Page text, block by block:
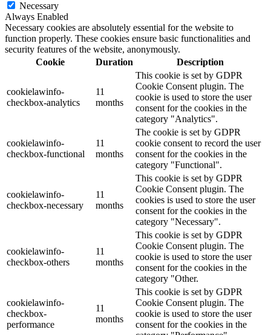
Necessary
Always Enabled
Necessary cookies are absolutely essential for the website to
function properly. These cookies ensure basic functionalities and
security features of the website, anonymously.
Cookie
Duration Description
cookielawinfo-
checkbox-analytics
11
months
This cookie is set by GDPR
Cookie Consent plugin. The
cookie is used to store the user
consent for the cookies in the
category "Analytics".
cookielawinfo-
checkbox-functional
11
months
The cookie is set by GDPR
cookie consent to record the user
consent for the cookies in the
category "Functional".
cookielawinfo-
checkbox-necessary
11
months
This cookie is set by GDPR
Cookie Consent plugin. The
cookies is used to store the user
consent for the cookies in the
category "Necessary".
cookielawinfo-
checkbox-others
11
months
This cookie is set by GDPR
Cookie Consent plugin. The
cookie is used to store the user
consent for the cookies in the
category "Other.
cookielawinfo-
checkbox-
performance
11
months
This cookie is set by GDPR
Cookie Consent plugin. The
cookie is used to store the user
consent for the cookies in the